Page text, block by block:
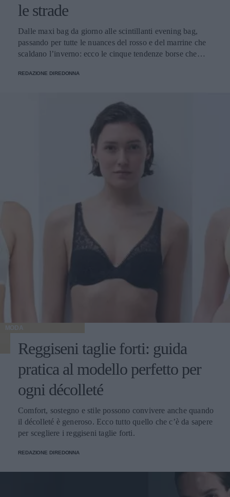
le strade
Dalle maxi bag da giorno alle scintillanti evening bag,
passando per tutte le nuances del rosso e del marrine che
scaldano l’inverno: ecco le cinque tendenze borse che
REDAZIONE DIREDONNA
MODA
Reggiseni taglie forti: guida
pratica al modello perfetto per
ogni décolleté
Comfort, sostegno e stile possono convivere anche quando
il décolleté è generoso. Ecco tutto quello che c’è da sapere
per scegliere i reggiseni taglie forti.
REDAZIONE DIREDONNA